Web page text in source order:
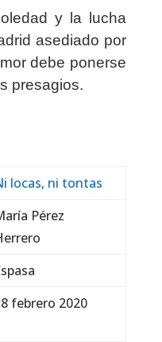
y la lucha
asediado por
debe ponerse
presagios.
locas, ni tontas
Pérez
febrero 2020